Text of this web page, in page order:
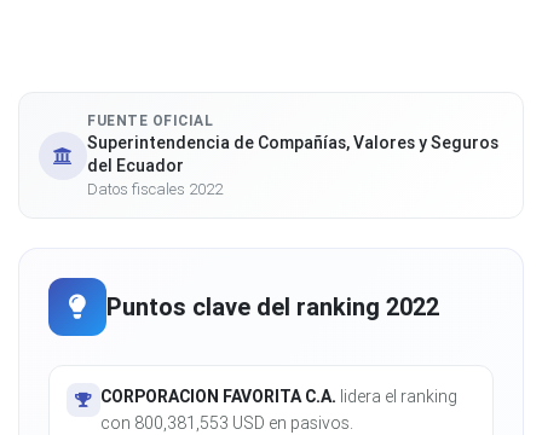
FUENTE OFICIAL
Superintendencia de Compañías, Valores y Seguros
del Ecuador
Datos fiscales 2022
Puntos clave del ranking 2022
CORPORACION FAVORITA C.A. lidera el ranking
con 800,381,553 USD en pasivos.